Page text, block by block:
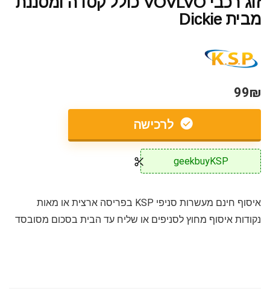
מבית Dickie
99₪
לרכישה
geekbuyKSP
איסוף חינם מעשרות סניפי KSP בפריסה ארצית או מאות
נקודות איסוף מחוץ לסניפים או שליח עד הבית בסכום מסובסד